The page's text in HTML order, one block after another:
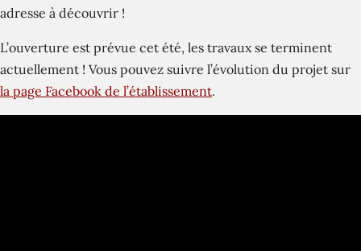
adresse à découvrir !
L’ouverture est prévue cet été, les travaux se terminent
actuellement ! Vous pouvez suivre l’évolution du projet sur
la page Facebook de l’établissement.